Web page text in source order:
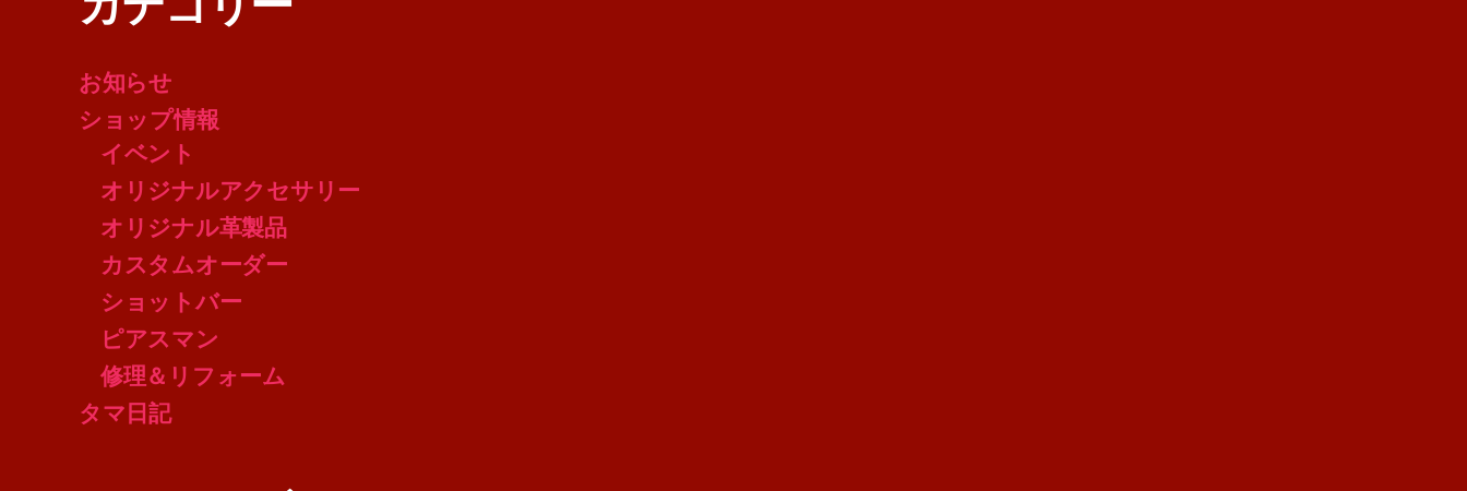
お知らせ
ショップ情報
イベント
オリジナルアクセサリー
オリジナル革製品
カスタムオーダー
ショットバー
ピアスマン
修理＆リフォーム
タマ日記